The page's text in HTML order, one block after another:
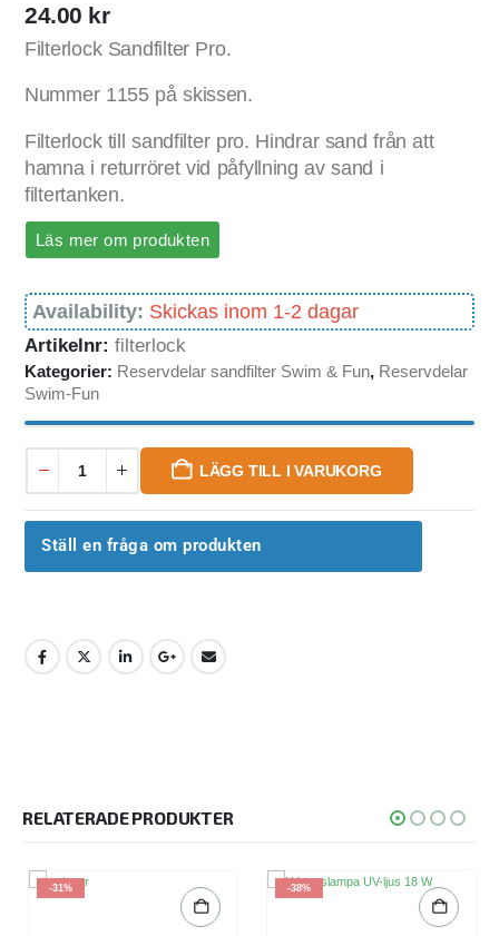
24.00 kr
Filterlock Sandfilter Pro.
Nummer 1155 på skissen.
Filterlock till sandfilter pro. Hindrar sand från att
hamna i returröret vid påfyllning av sand i
filtertanken.
Läs mer om produkten
Availability: Skickas inom 1-2 dagar
Artikelnr: filterlock
Kategorier: Reservdelar sandfilter Swim & Fun, Reservdelar
Swim-Fun
LÄGG TILL I VARUKORG
Ställ en fråga om produkten
RELATERADE PRODUKTER
-31% -38%